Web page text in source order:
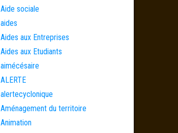
Aide sociale
aides
Aides aux Entreprises
Aides aux Etudiants
aimécésaire
ALERTE
alertecyclonique
Aménagement du territoire
Animation